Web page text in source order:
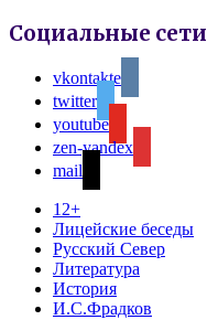
Социальные сети
vkontakte
twitter
youtube
zen-yandex
mail
12+
Лицейские беседы
Русский Север
Литература
История
И.С.Фрадков